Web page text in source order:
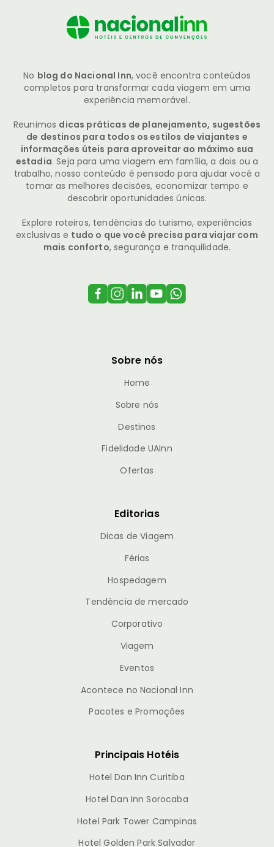
No blog do Nacional Inn, você encontra conteúdos
completos para transformar cada viagem em uma
experiência memorável.
Reunimos dicas práticas de planejamento, sugestões
de destinos para todos os estilos de viajantes e
informações úteis para aproveitar ao máximo sua
estadia. Seja para uma viagem em família, a dois ou a
trabalho, nosso conteúdo é pensado para ajudar você a
tomar as melhores decisões, economizar tempo e
descobrir oportunidades únicas.
Explore roteiros, tendências do turismo, experiências
exclusivas e tudo o que você precisa para viajar com
mais conforto, segurança e tranquilidade.
Sobre nós
Home
Sobre nós
Destinos
Fidelidade UAInn
Ofertas
Editorias
Dicas de Viagem
Férias
Hospedagem
Tendência de mercado
Corporativo
Viagem
Eventos
Acontece no Nacional Inn
Pacotes e Promoções
Principais Hotéis
Hotel Dan Inn Curitiba
Hotel Dan Inn Sorocaba
Hotel Park Tower Campinas
Hotel Golden Park Salvador